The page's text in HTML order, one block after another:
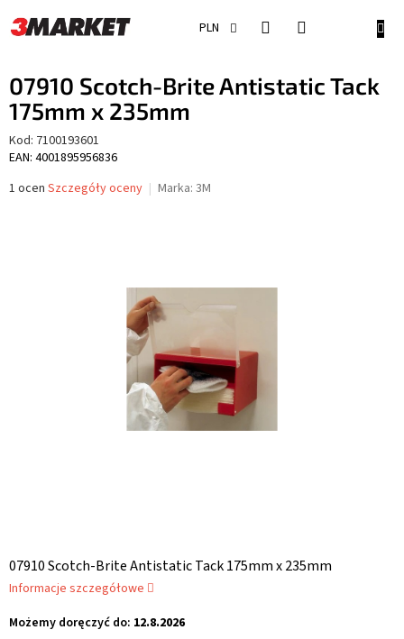
do
treści
PLN
07910 Scotch-Brite Antistatic Tack
175mm x 235mm
Kod: 7100193601
EAN: 4001895956836
Średnia
1 ocen Szczegóły oceny Marka: 3M
Możemy doręczyć do: 12.8.2026
07910 Scotch-Brite Antistatic Tack 175mm x 235mm
Informacje szczegółowe